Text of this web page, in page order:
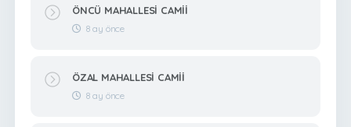
ÖNCÜ MAHALLESİ CAMİİ
8 ay önce
ÖZAL MAHALLESİ CAMİİ
8 ay önce